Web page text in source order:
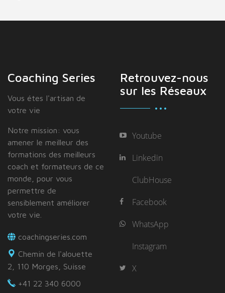
Coaching Series
Vous étes I'artisan de
votre vie
Notre mission: vous
amener le meilleur des
formations des meilleurs
coach et formateurs de ce
monde, pour vous
permettre de
sensiblement améliorer
votre vie.
coachingseries.com
Chemin de l'alouette
2, 110 Morges, Suisse
+41 22 340 6000
Retrouvez-nous
sur les Réseaux
Youtube
Linkedin
ClubHouse
Facebook
WhatsApp
Instagram
X